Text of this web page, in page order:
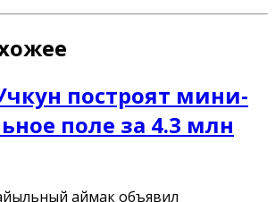
построят мини-
поле за 4.3 млн
аймак объявил